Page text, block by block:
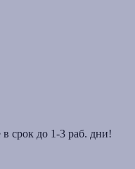
срок до 1-3 раб. дни!